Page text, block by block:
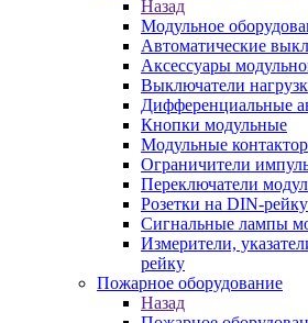
Назад
Модульное
Автоматические
Аксессуары
Выключатели
Дифференциальные
Кнопки модульные
Модульные
Ограничители
Переключатели
Розетки на DIN-рейку
Сигнальные лампы
Измерители,
рейку
Пожарное оборудование
Назад